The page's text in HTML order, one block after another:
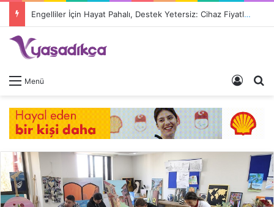
Engelliler İçin Hayat Pahalı, Destek Yetersiz: Cihaz Fiyatları 9 Kat Arttı, Devlet Katkısı Eriyor
Menü Giriş